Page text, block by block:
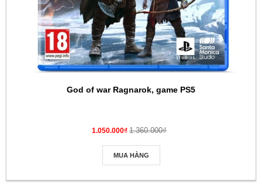
God of war Ragnarok, game PS5
1.050.000₫ 1.360.000₫
MUA HÀNG